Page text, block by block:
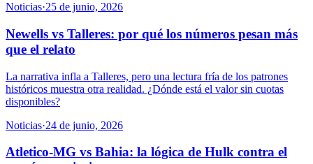
Noticias·25 de junio, 2026
Newells vs Talleres: por qué los números pesan más
que el relato
La narrativa infla a Talleres, pero una lectura fría de los patrones
históricos muestra otra realidad. ¿Dónde está el valor sin cuotas
disponibles?
Noticias·24 de junio, 2026
Atletico-MG vs Bahia: la lógica de Hulk contra el